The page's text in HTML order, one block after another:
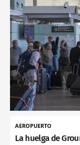
AEROPUERTO
La huelga de